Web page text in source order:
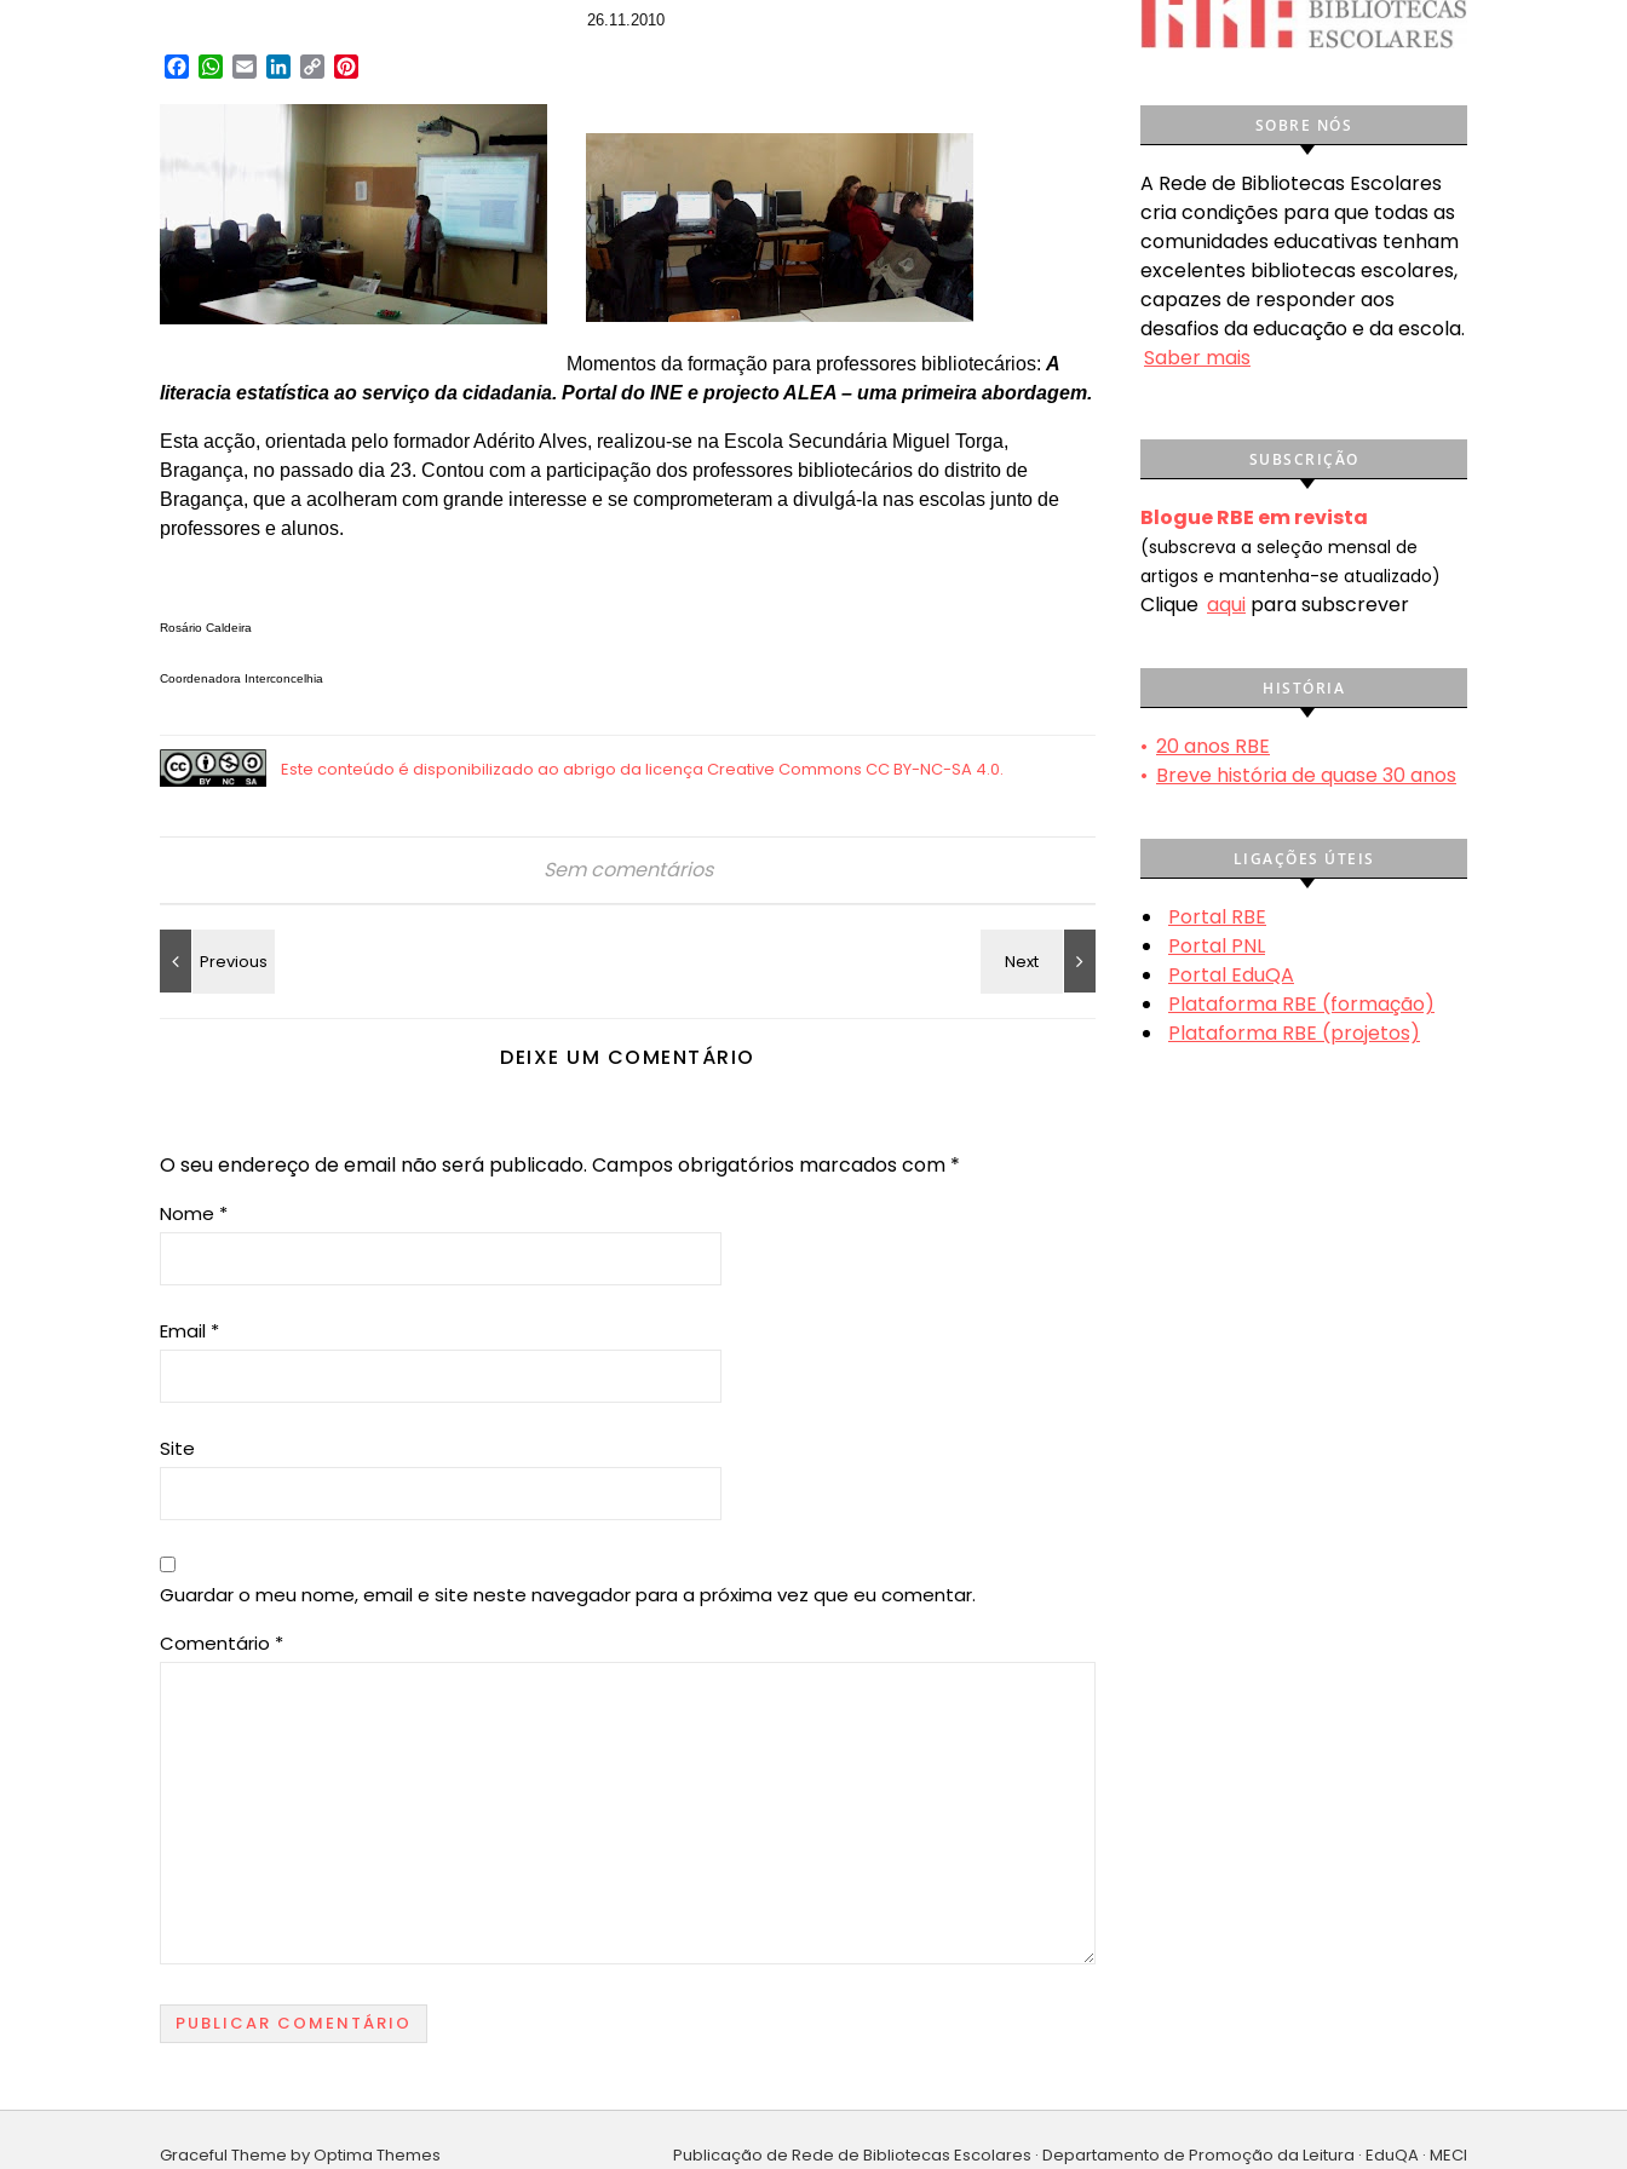
26.11.2010
Facebook
WhatsApp
EmailLinkedIn
Copy
Momentos da formação para professores bibliotecários: A
literacia estatística ao serviço da cidadania. Portal do INE e projecto ALEA – uma primeira abordagem.
Esta acção, orientada pelo formador Adérito Alves, realizou-se na Escola Secundária Miguel Torga,
Bragança, no passado dia 23. Contou com a participação dos professores bibliotecários do distrito de
Bragança, que a acolheram com grande interesse e se comprometeram a divulgá-la nas escolas junto de
professores e alunos.
Rosário Caldeira
Coordenadora Interconcelhia
Sem comentários
DEIXE UM COMENTÁRIO
O seu endereço de email não será publicado. Campos obrigatórios marcados com *
Nome *
Email *
Site
Guardar o meu nome, email e site neste navegador para a próxima vez que eu comentar.
Comentário *
SOBRE NÓS
A Rede de Bibliotecas Escolares
cria condições para que todas as
comunidades educativas tenham
excelentes bibliotecas escolares,
capazes de responder aos
desafios da educação e da escola.
Saber mais
SUBSCRIÇÃO
Blogue RBE em revista
(subscreva a seleção mensal de
artigos e mantenha-se atualizado)
Clique aqui para subscrever
HISTÓRIA
• 20 anos RBE
• Breve história de quase 30 anos
LIGAÇÕES ÚTEIS
Portal RBE
Portal PNL
Portal EduQA
Plataforma RBE (formação)
Plataforma RBE (projetos)
Publicação de Rede de Bibliotecas Escolares · Departamento de Promoção da Leitura · EduQA · MECI
Graceful Theme byOptima Themes